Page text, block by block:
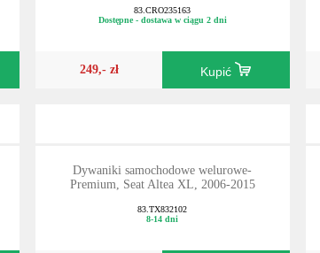
83.CRO235163
Dostępne - dostawa w ciągu 2 dni
249,- zł Kupić
Dywaniki samochodowe welurowe-
Premium, Seat Altea XL, 2006-2015
83.TX832102
8-14 dni